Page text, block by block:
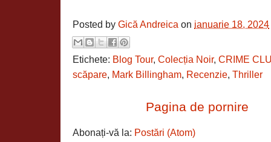
Posted by Gică Andreica on ianuarie 18, 2024
Etichete: Blog Tour, Colecția Noir, CRIME
scăpare, Mark Billingham, Recenzie, Thriller
Pagina de pornire
Abonați-vă la: Postări (Atom)